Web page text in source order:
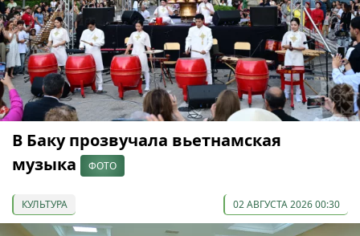
В Баку прозвучала вьетнамская
музыка
ФОТО
КУЛЬТУРА 02 АВГУСТА 2026 00:30